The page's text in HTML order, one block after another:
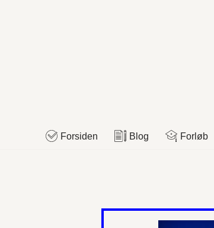
Forsiden Blog Forløb